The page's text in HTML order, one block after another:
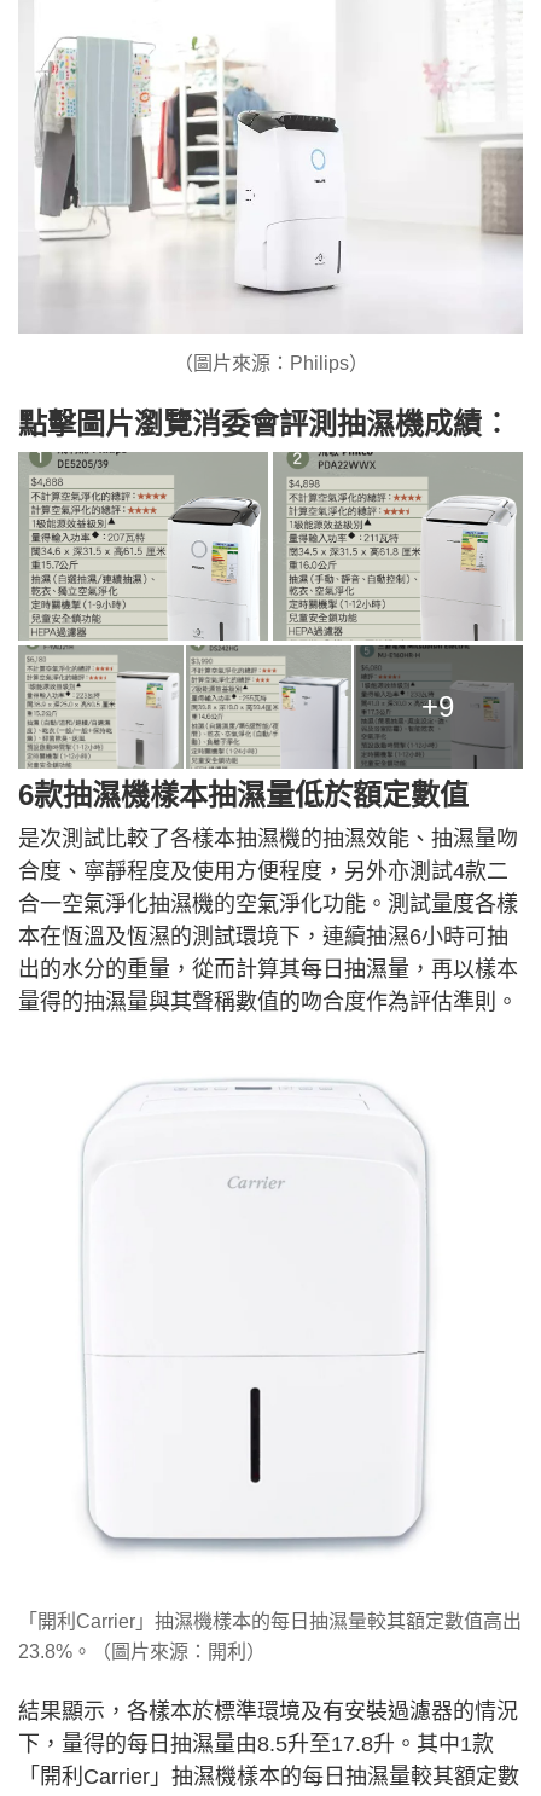
（圖片來源：Philips）
點擊圖片瀏覽消委會評測抽濕機成績︰
+9
6款抽濕機樣本抽濕量低於額定數值
是次測試比較了各樣本抽濕機的抽濕效能、抽濕量吻
合度、寧靜程度及使用方便程度，另外亦測試4款二
合一空氣淨化抽濕機的空氣淨化功能。測試量度各樣
本在恆溫及恆濕的測試環境下，連續抽濕6小時可抽
出的水分的重量，從而計算其每日抽濕量，再以樣本
量得的抽濕量與其聲稱數值的吻合度作為評估準則。
「開利Carrier」抽濕機樣本的每日抽濕量較其額定數值高出
23.8%。（圖片來源：開利）
結果顯示，各樣本於標準環境及有安裝過濾器的情況
下，量得的每日抽濕量由8.5升至17.8升。其中1款
「開利Carrier」抽濕機樣本的每日抽濕量較其額定數